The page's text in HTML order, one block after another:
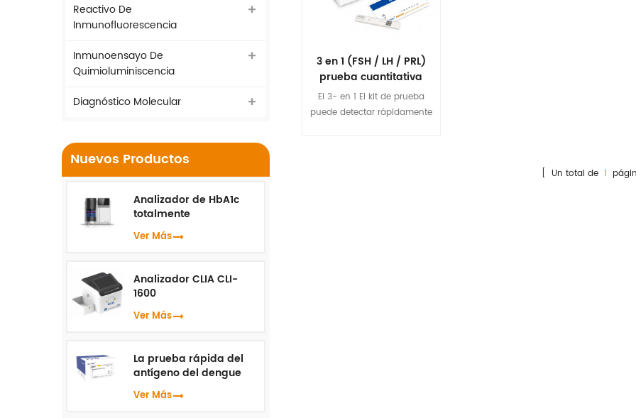
3 en 1 (FSH / LH / PRL)
prueba cuantitativa
rápida
El 3- en 1 El kit de prueba
puede detectar rápidamente
[ Un total de1
Reactivo De
Inmunofluorescencia
Inmunoensayo De
Quimioluminiscencia
Diagnóstico Molecular
Nuevos Productos
Analizador de HbA1c
totalmente
automatizado HLC-100
Ver Más
Analizador CLIA CLI-
1600
Ver Más
La prueba rápida del
antígeno del dengue
NS1
Ver Más